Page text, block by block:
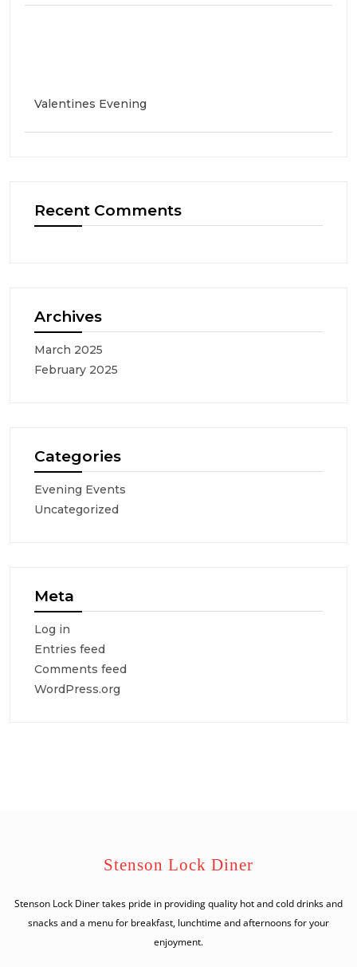
Valentines Evening
Recent Comments
Archives
March 2025
February 2025
Categories
Evening Events
Uncategorized
Meta
Log in
Entries feed
Comments feed
WordPress.org
Stenson Lock Diner
Stenson Lock Diner takes pride in providing quality hot and cold drinks and
snacks and a menu for breakfast, lunchtime and afternoons for your
enjoyment.